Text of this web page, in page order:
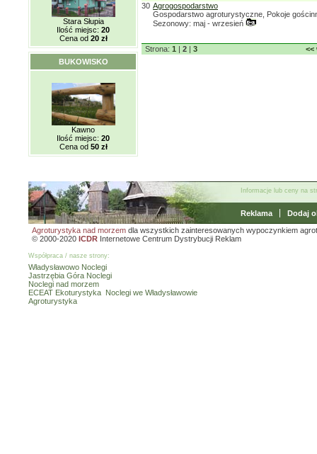
Stara Słupia
Ilość miejsc: 20
Cena od 20 zł
BUKOWISKO
Kawno
Ilość miejsc: 20
Cena od 50 zł
30 Agrogospodarstwo
Gospodarstwo agroturystyczne, Pokoje
Sezonowy: maj - wrzesień
Strona: 1 | 2 | 3 <<
Informacje lub ceny na
Reklama
Dodaj
Agroturystyka nad morzem dla wszystkich zainteresowanych wypoczynkiem
© 2000-2020 ICDR Internetowe Centrum Dystrybucji Reklam
Współpraca / nasze strony:
Władysławowo Noclegi
Jastrzębia Góra Noclegi
Noclegi nad morzem
ECEAT Ekoturystyka Noclegi we Władysławowie
Agroturystyka